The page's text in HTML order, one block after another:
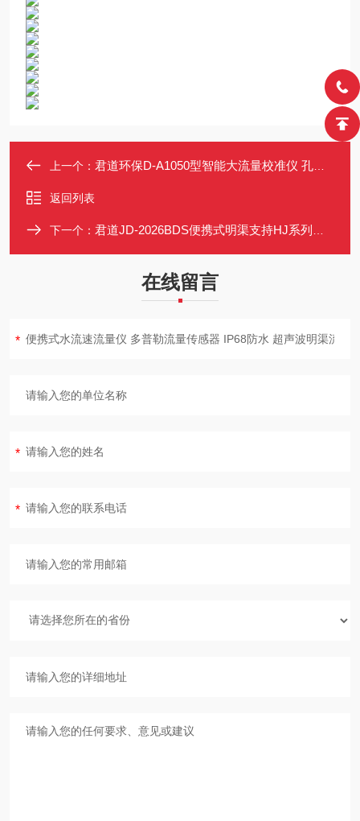
上一个： 君道环保D-A1050型智能大流量校准仪 孔口流量计
返回列表
下一个： 君道JD-2026BDS便携式明渠支持HJ系列标准
在线留言